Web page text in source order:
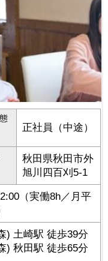
正社員（中途）
秋田県秋田市外
旭川四百刈5-1
（実働8h／月平
) 土崎駅 徒歩39分
) 秋田駅 徒歩65分